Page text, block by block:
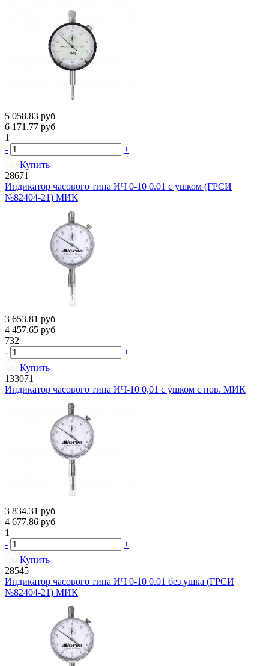
5 058.83 руб
6 171.77 руб
1
-
+
Купить
28671
Индикатор часового типа ИЧ 0-10 0.01 с ушком (ГРСИ
№82404-21) МИК
3 653.81 руб
4 457.65 руб
732
-
+
Купить
133071
Индикатор часового типа ИЧ-10 0,01 с ушком с пов. МИК
3 834.31 руб
4 677.86 руб
1
-
+
Купить
28545
Индикатор часового типа ИЧ 0-10 0.01 без ушка (ГРСИ
№82404-21) МИК